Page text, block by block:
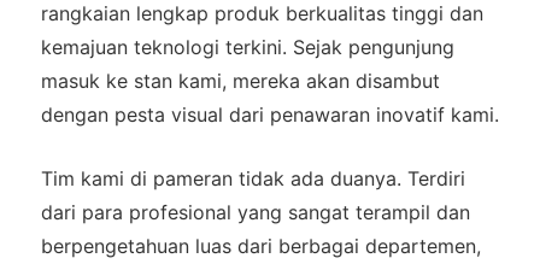
rangkaian lengkap produk berkualitas tinggi dan
kemajuan teknologi terkini. Sejak pengunjung
masuk ke stan kami, mereka akan disambut
dengan pesta visual dari penawaran inovatif kami.
Tim kami di pameran tidak ada duanya. Terdiri
dari para profesional yang sangat terampil dan
berpengetahuan luas dari berbagai departemen,